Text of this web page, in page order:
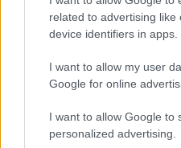
related to advertising like
device identifiers in apps.
I want to allow my user
Google for online
I want to allow Google to
personalized advertising.
Σάλος με τη νέα
διασκευή των
σκηνές
Ρόμπι και τον
να κυκλοφορήσει